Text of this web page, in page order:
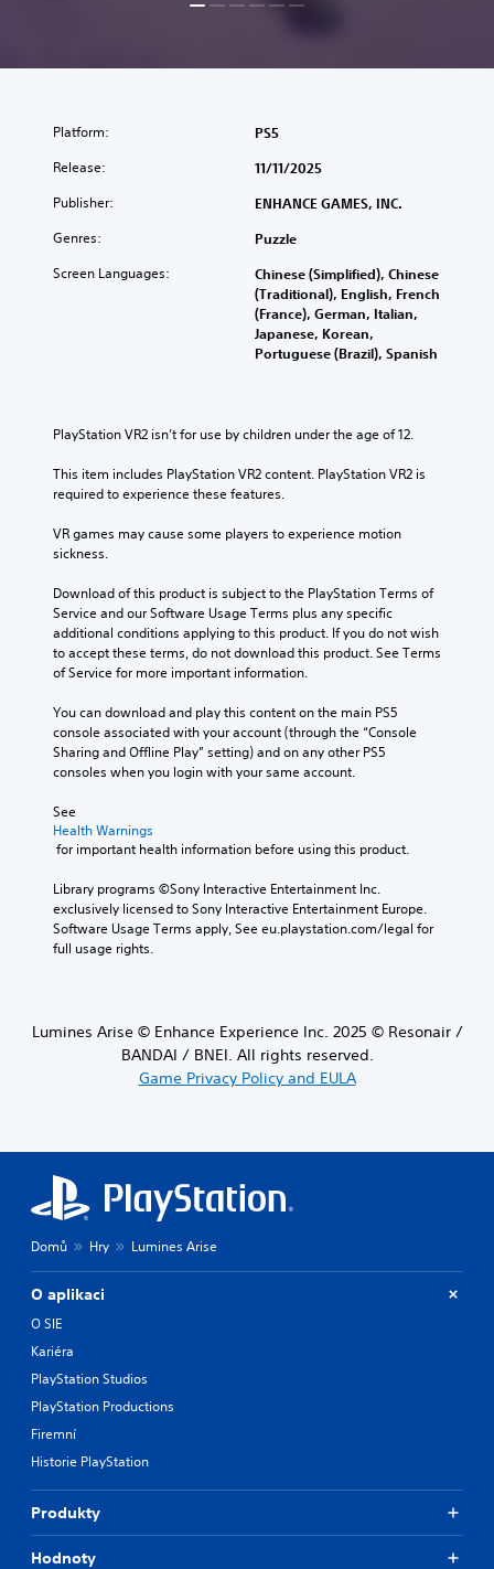
Platform: PS5
Release: 11/11/2025
Publisher: ENHANCE GAMES, INC.
Genres: Puzzle
Screen Languages:
Chinese (Simplified), Chinese
(Traditional), English, French
(France), German, Italian,
Japanese, Korean,
Portuguese (Brazil), Spanish
PlayStation VR2 isn’t for use by children under the age of 12.
This item includes PlayStation VR2 content. PlayStation VR2 is
required to experience these features.
VR games may cause some players to experience motion
sickness.
Download of this product is subject to the PlayStation Terms of
Service and our Software Usage Terms plus any specific
additional conditions applying to this product. If you do not wish
to accept these terms, do not download this product. See Terms
of Service for more important information.
You can download and play this content on the main PS5
console associated with your account (through the “Console
Sharing and Offline Play” setting) and on any other PS5
consoles when you login with your same account.
See
Health Warnings
for important health information before using this product.
Library programs ©Sony Interactive Entertainment Inc.
exclusively licensed to Sony Interactive Entertainment Europe.
Software Usage Terms apply, See eu.playstation.com/legal for
full usage rights.
Lumines Arise © Enhance Experience Inc. 2025 © Resonair /
BANDAI / BNEI. All rights reserved.
Game Privacy Policy and EULA
Domů Hry Lumines Arise
O aplikaci
O SIE
Kariéra
PlayStation Studios
PlayStation Productions
Firemní
Historie PlayStation
Produkty
Hodnoty